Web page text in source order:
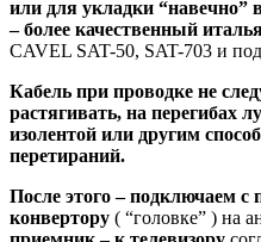
или для укладки “навечно”
– более качественный
CAVEL SAT-50, SAT-703 и
Кабель при проводке не
растягивать, на перегибах
изолентой или другим
перетираний.
После этого – подключаем
конвертору ( “головке” ) на